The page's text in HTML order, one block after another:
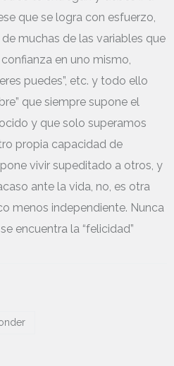
que se logra con esfuerzo,
muchas de las variables que
en uno mismo,
puedes”, etc. y todo ello
que siempre supone el
y que solo superamos
propia capacidad de
vivir supeditado a otros, y
ante la vida, no, es otra
menos independiente. Nunca
encuentra la “felicidad”